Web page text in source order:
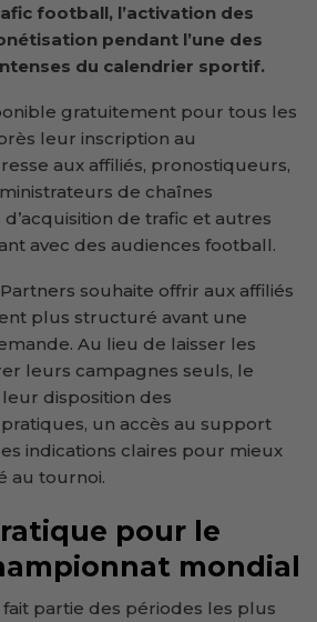
football, l’activation des
pendant l’une des
du calendrier sportif.
gratuitement pour tous les
leur inscription au
aux affiliés, pronostiqueurs,
de chaînes
de trafic et autres
avec des audiences football.
souhaite offrir aux affiliés
plus structuré avant une
Au lieu de laisser les
leurs campagnes seuls, le
disposition des
un accès au support
indications claires pour mieux
au tournoi.
pour le
mondial
fait partie des périodes les plus